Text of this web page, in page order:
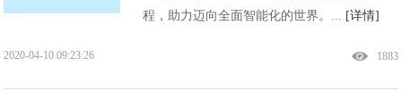
程，助力迈向全面智能化的世界。... [详情]
1883
2020-04-10 09:23:26